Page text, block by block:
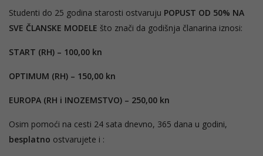
Studenti do 25 godina starosti ostvaruju POPUST OD 50% NA
SVE ČLANSKE MODELE što znači da godišnja članarina iznosi:
START (RH) – 100,00 kn
OPTIMUM (RH) – 150,00 kn
EUROPA (RH i INOZEMSTVO) – 250,00 kn
Osim pomoći na cesti 24 sata dnevno, 365 dana u godini,
besplatno ostvarujete i :